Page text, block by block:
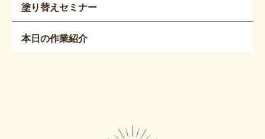
塗り替えセミナー
本日の作業紹介